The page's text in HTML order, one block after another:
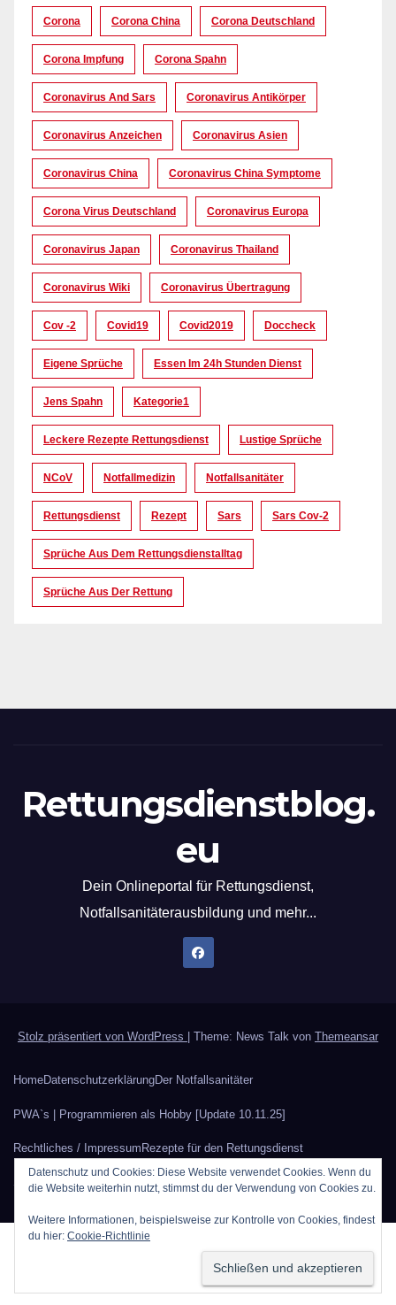
Corona Corona China Corona Deutschland
Corona Impfung Corona Spahn
Coronavirus And Sars Coronavirus Antikörper
Coronavirus Anzeichen Coronavirus Asien
Coronavirus China Coronavirus China Symptome
Corona Virus Deutschland Coronavirus Europa
Coronavirus Japan Coronavirus Thailand
Coronavirus Wiki Coronavirus Übertragung
Cov -2 Covid19 Covid2019 Doccheck
Eigene Sprüche Essen Im 24h Stunden Dienst
Jens Spahn Kategorie1
Leckere Rezepte Rettungsdienst Lustige Sprüche
NCoV Notfallmedizin Notfallsanitäter
Rettungsdienst Rezept Sars Sars Cov-2
Sprüche Aus Dem Rettungsdienstalltag
Sprüche Aus Der Rettung
Rettungsdienstblog.
eu
Dein Onlineportal für Rettungsdienst,
Notfallsanitäterausbildung und mehr...
Stolz präsentiert von WordPress Theme: News Talk von Themeansar
HomeDatenschutzerklärungDer Notfallsanitäter
PWA`s | Programmieren als Hobby [Update 10.11.25]
Rechtliches / Impressum Rezepte für den Rettungsdienst
SauerstoffberechnungWerbung auf Rettungsdienstblog.eu
Datenschutz und Cookies: Diese Website verwendet Cookies. Wenn du
die Website weiterhin nutzt, stimmst du der Verwendung von Cookies zu.
Weitere Informationen, beispielsweise zur Kontrolle von Cookies, findest
du hier: Cookie-Richtlinie